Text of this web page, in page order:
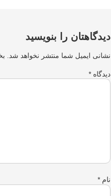
دیدگاهتان را بنویسید
نشانی ایمیل شما منتشر نخواهد شد.
دیدگاه *
نام *